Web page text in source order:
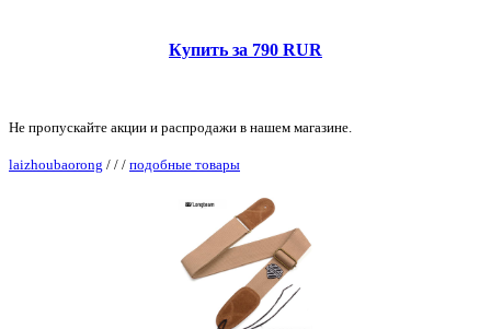
Купить за 790 RUR
Не пропускайте акции и распродажи в нашем магазине.
laizhoubaorong / / / подобные товары